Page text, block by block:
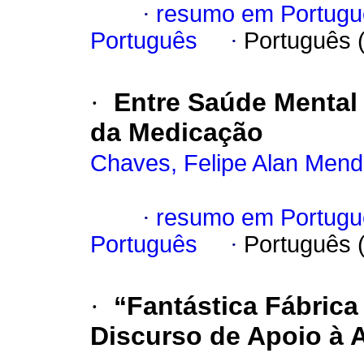
· resumo em
Português
· Português
·
Entre Saúde
da Medicação
Chaves, Felipe Alan
· resumo em
Português
· Português
·
“Fantástica
Discurso de Apoio à